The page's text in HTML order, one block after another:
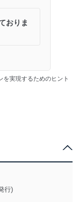
おりま
を実現するためのヒント
行)